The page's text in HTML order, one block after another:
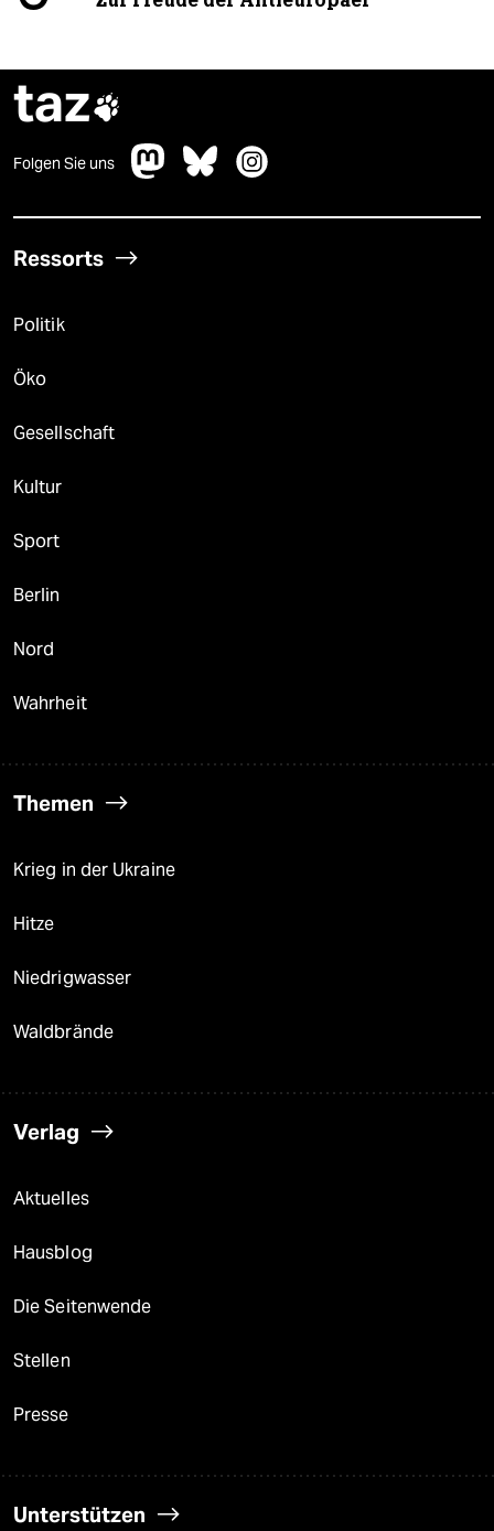
taz
Folgen Sie uns
Ressorts
Politik
Öko
Gesellschaft
Kultur
Sport
Berlin
Nord
Wahrheit
Themen
Krieg in der Ukraine
Hitze
Niedrigwasser
Waldbrände
Verlag
Aktuelles
Hausblog
Die Seitenwende
Stellen
Presse
Unterstützen